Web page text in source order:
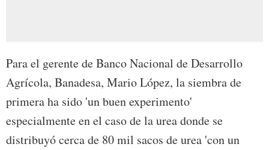
Para el gerente de Banco Nacional de Desarrollo
Agrícola, Banadesa, Mario López, la siembra de
primera ha sido 'un buen experimento'
especialmente en el caso de la urea donde se
distribuyó cerca de 80 mil sacos de urea 'con un